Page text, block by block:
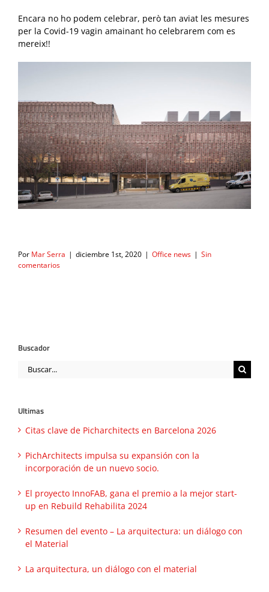
Encara no ho podem celebrar, però tan aviat les mesures
per la Covid-19 vagin amainant ho celebrarem com es
mereix!!
Por Mar Serra | diciembre 1st, 2020 | Office news | Sin
comentarios
Buscador
Buscar:
Ultimas
Citas clave de Picharchitects en Barcelona 2026
PichArchitects impulsa su expansión con la
incorporación de un nuevo socio.
El proyecto InnoFAB, gana el premio a la mejor start-
up en Rebuild Rehabilita 2024
Resumen del evento – La arquitectura: un diálogo con
el Material
La arquitectura, un diálogo con el material